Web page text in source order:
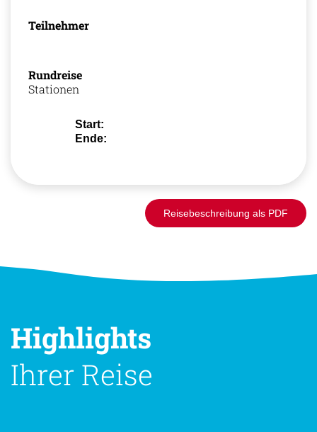
Teilnehmer
Rundreise
Stationen
Start:
Ende:
Reisebeschreibung als PDF
Highlights
Ihrer Reise